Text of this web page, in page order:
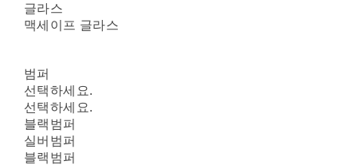
글라스
맥세이프 글라스
범퍼
선택하세요.
선택하세요.
블랙범퍼
실버범퍼
블랙범퍼